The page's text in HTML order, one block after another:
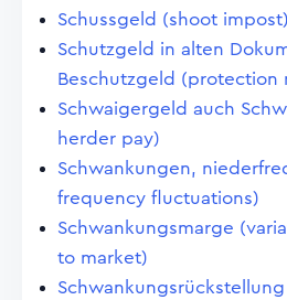
Schussgeld (shoot impost)
Schutzgeld in alten
Beschutzgeld (protection
Schwaigergeld auch
herder pay)
Schwankungen,
frequency fluctuations)
Schwankungsmarge
to market)